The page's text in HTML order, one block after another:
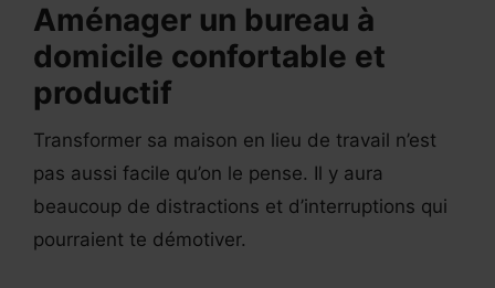
Aménager un bureau à
domicile confortable et
productif
Transformer sa maison en lieu de travail n’est
pas aussi facile qu’on le pense. Il y aura
beaucoup de distractions et d’interruptions qui
pourraient te démotiver.